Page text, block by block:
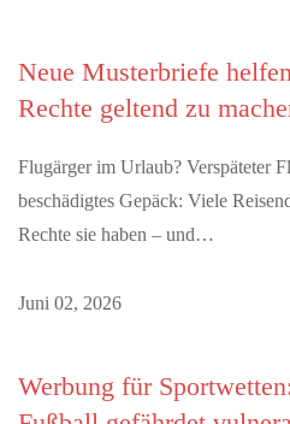
Neue Musterbriefe
Rechte geltend zu
Flugärger im Urlaub? Verspäteter
beschädigtes Gepäck: Viele
Rechte sie haben – und…
Juni 02, 2026
Werbung für